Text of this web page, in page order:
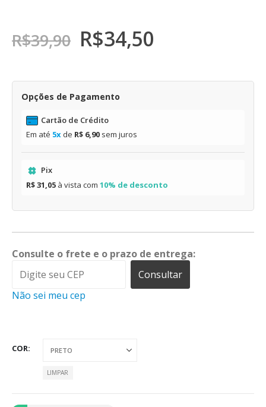
R$39,90 R$34,50
Opções de Pagamento
Cartão de Crédito
Em até 5x de R$ 6,90 sem juros
Pix
R$ 31,05 à vista com 10% de desconto
Consulte o frete e o prazo de entrega:
Consultar
Não sei meu cep
COR
LIMPAR